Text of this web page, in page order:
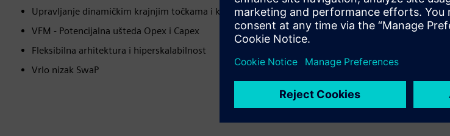
Upravljanje dinamičkim krajnjim točkama i ključevima u stvarnom vremenu
VFM - Potencijalna ušteda Opex i Capex
Fleksibilna arhitektura i hiperskalabilnost
Vrlo nizak SwaP